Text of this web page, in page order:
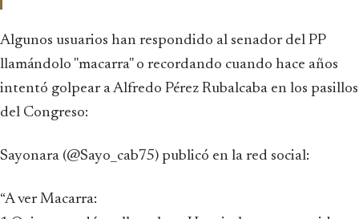
Algunos usuarios han respondido al senador del PP
llamándolo "macarra" o recordando cuando hace años
intentó golpear a Alfredo Pérez Rubalcaba en los pasillos
del Congreso:
Sayonara (@Sayo_cab75) publicó en la red social:
“A ver Macarra: